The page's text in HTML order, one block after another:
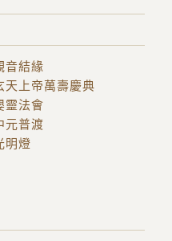
音結緣
天上帝萬壽慶典
靈法會
元普渡
明燈